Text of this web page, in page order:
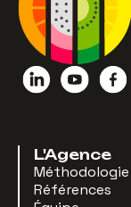
L'Agence
Méthodologie
Références